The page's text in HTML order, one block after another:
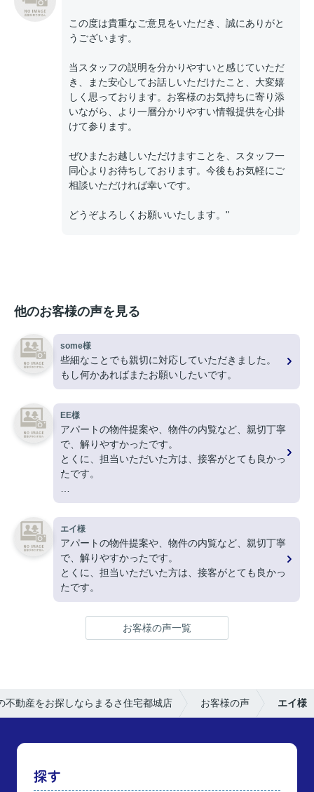
この度は貴重なご意見をいただき、誠にありがと
うございます。
当スタッフの説明を分かりやすいと感じていただ
き、また安心してお話しいただけたこと、大変嬉
しく思っております。お客様のお気持ちに寄り添
いながら、より一層分かりやすい情報提供を心掛
けて参ります。
ぜひまたお越しいただけますことを、スタッフ一
同心よりお待ちしております。今後もお気軽にご
相談いただければ幸いです。
どうぞよろしくお願いいたします。"
他のお客様の声を見る
some様
些細なことでも親切に対応していただきました。
もし何かあればまたお願いしたいです。
EE様
アパートの物件提案や、物件の内覧など、親切丁寧
で、解りやすかったです。
とくに、担当いただいた方は、接客がとても良かっ
たです。
ありがとうございました。
エイ様
アパートの物件提案や、物件の内覧など、親切丁寧
で、解りやすかったです。
とくに、担当いただいた方は、接客がとても良かっ
たです。
お客様の声一覧
不動産をお探しならまるさ住宅都城店 お客様の声 エイ様
探す